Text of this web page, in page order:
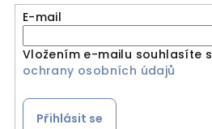
E-mail
Vložením e-mailu souhlasíte s
ochrany osobních údajů
Přihlásit se